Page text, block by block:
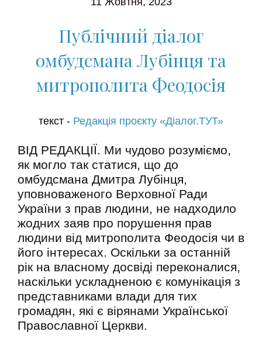
Публічний діалог
омбудсмана Лубінця та
митрополита Феодосія
текст - Редакція проєкту «Діалог.ТУТ»
ВІД РЕДАКЦІЇ. Ми чудово розуміємо,
як могло так статися, що до
омбудсмана Дмитра Лубінця,
уповноваженого Верховної Ради
України з прав людини, не надходило
жодних заяв про порушення прав
людини від митрополита Феодосія чи в
його інтересах. Оскільки за останній
рік на власному досвіді переконалися,
наскільки ускладненою є комунікація з
представниками влади для тих
громадян, які є вірянами Української
Православної Церкви.